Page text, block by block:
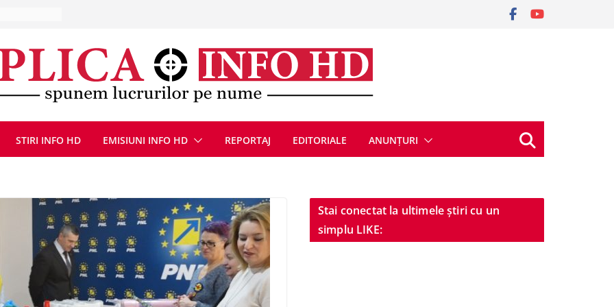
acasă
10 – 16
9 august
STIRI INFO HD EMISIUNI INFO HD REPORTAJ EDITORIALE ANUNȚURI
Stai conectat la ultimele știri cu un
simplu LIKE: